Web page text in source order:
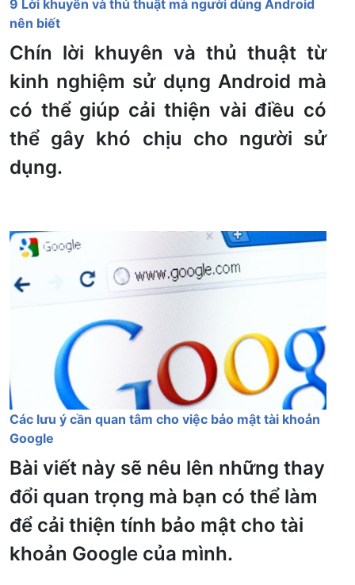
9 Lời khuyên và thủ thuật mà người dùng Android
nên biết
Chín lời khuyên và thủ thuật từ
kinh nghiệm sử dụng Android mà
có thể giúp cải thiện vài điều có
thể gây khó chịu cho người sử
dụng.
Các lưu ý cần quan tâm cho việc bảo mật tài khoản
Google
Bài viết này sẽ nêu lên những thay
đổi quan trọng mà bạn có thể làm
để cải thiện tính bảo mật cho tài
khoản Google của mình.